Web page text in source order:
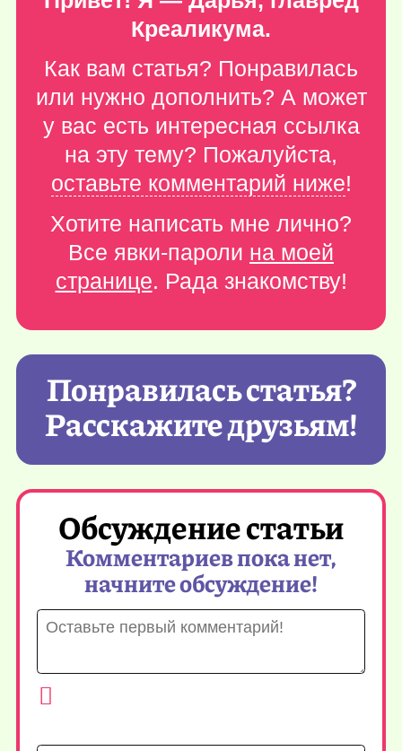
Креаликума.
Как вам статья? Понравилась
или нужно дополнить? А может
у вас есть интересная ссылка
на эту тему? Пожалуйста,
оставьте комментарий ниже!
Хотите написать мне лично?
Все явки-пароли на моей
странице. Рада знакомству!
Понравилась статья?
Расскажите друзьям!
Обсуждение статьи
Комментариев пока нет,
начните обсуждение!